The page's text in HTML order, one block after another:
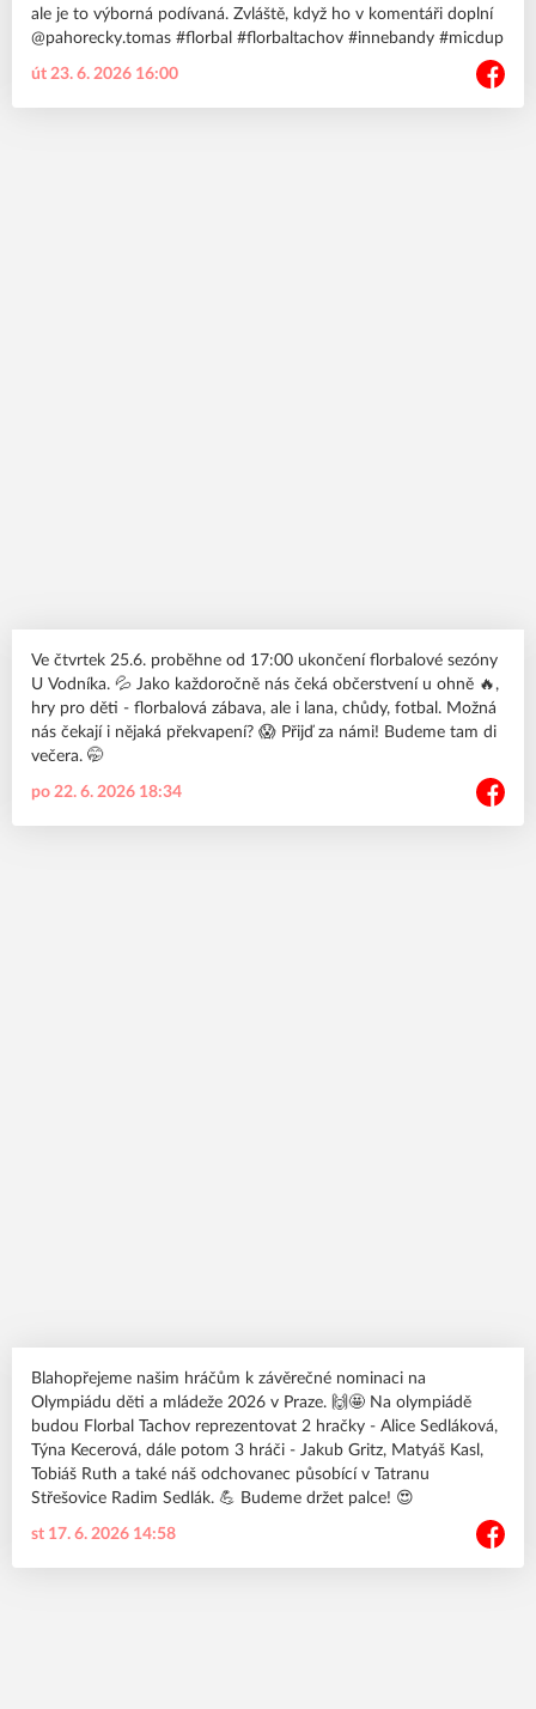
ale je to výborná podívaná. Zvláště, když ho v komentáři doplní
@pahorecky.tomas #florbal #florbaltachov #innebandy #micdup
út 23. 6. 2026 16:00
Ve čtvrtek 25.6. proběhne od 17:00 ukončení florbalové sezóny
U Vodníka. 💦 Jako každoročně nás čeká občerstvení u ohně 🔥,
hry pro děti - florbalová zábava, ale i lana, chůdy, fotbal. Možná
nás čekají i nějaká překvapení? 😱 Přijď za námi! Budeme tam di
večera. 🤭
po 22. 6. 2026 18:34
Blahopřejeme našim hráčům k závěrečné nominaci na
Olympiádu děti a mládeže 2026 v Praze. 🙌🤩 Na olympiádě
budou Florbal Tachov reprezentovat 2 hračky - Alice Sedláková,
Týna Kecerová, dále potom 3 hráči - Jakub Gritz, Matyáš Kasl,
Tobiáš Ruth a také náš odchovanec působící v Tatranu
Střešovice Radim Sedlák. 💪 Budeme držet palce! 😍
st 17. 6. 2026 14:58